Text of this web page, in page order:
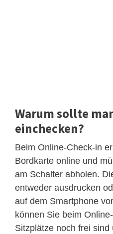
Warum sollte
einchecken?
Beim Online-Check-in
Bordkarte online und
am Schalter abholen.
entweder ausdrucken
auf dem Smartphone
können Sie beim
Sitzplätze noch frei